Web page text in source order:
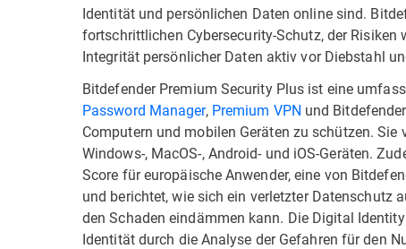
Identität und persönlichen Daten online sind.
fortschrittlichen Cybersecurity-Schutz, der
Integrität persönlicher Daten aktiv vor Diebstahl
Bitdefender Premium Security Plus ist eine
Password Manager, Premium VPN und Bitdefender
Computern und mobilen Geräten zu schützen.
Windows-, MacOS-, Android- und iOS-Geräten.
Score für europäische Anwender, eine von
und berichtet, wie sich ein verletzter Datenschutz
den Schaden eindämmen kann. Die Digital
Identität durch die Analyse der Gefahren für den